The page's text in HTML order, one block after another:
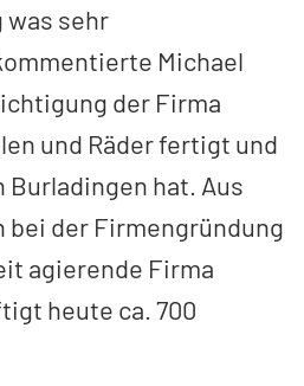
was sehr
Michael
der Firma
und Räder fertigt und
hat. Aus
der Firmengründung
agierende Firma
heute ca. 700